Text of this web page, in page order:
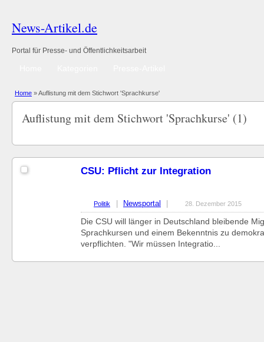
News-Artikel.de
Portal für Presse- und Öffentlichkeitsarbeit
Home »Auflistung mit dem Stichwort 'Sprachkurse'
Auflistung mit dem Stichwort 'Sprachkurse' (1)
CSU: Pflicht zur Integration
Politik Newsportal 28. Dezember 2015
Die CSU will länger in Deutschland bleibende
Sprachkursen und einem Bekenntnis zu
verpflichten. "Wir müssen Integratio...